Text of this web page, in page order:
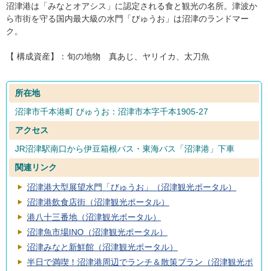
沼津港は「みなとオアシス」に認定される食と観光の名所。津波か
ら市街を守る国内最大級の水門「びゅうお」は沼津のランドマー
ク。
【 構成資産】：旬の地物 真あじ、ヤリイカ、太刀魚
所在地
沼津市千本港町 びゅうお：沼津市本字千本1905-27
アクセス
JR沼津駅南口から伊豆箱根バス・東海バス「沼津港」下車
関連リンク
沼津港大型展望水門「びゅうお」（沼津観光ポータル）
沼津港飲食店街（沼津観光ポータル）
港八十三番地（沼津観光ポータル）
沼津魚市場INO（沼津観光ポータル）
沼津みなと新鮮館（沼津観光ポータル）
半日で満喫！沼津港周辺でランチ＆散策プラン（沼津観光ポ